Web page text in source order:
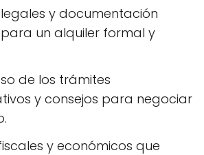
legales y documentación
un alquiler formal y
de los trámites
y consejos para negociar
y económicos que